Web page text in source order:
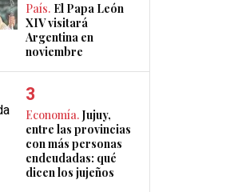
País. El Papa León
XIV visitará
Argentina en
noviembre
Economía. Jujuy,
entre las provincias
con más personas
endeudadas: qué
dicen los jujeños